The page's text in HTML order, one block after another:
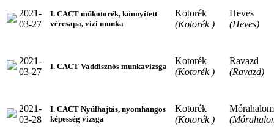
2021-
03-27
I. CACT műkotorék, könnyített
vércsapa, vízi munka
Kotorék
(Kotorék )
Heves
(Heves)
2021-
03-27
I. CACT Vaddisznós munkavizsga
Kotorék
(Kotorék )
Ravazd
(Ravazd)
2021-
03-28
I. CACT Nyúlhajtás, nyomhangos
képesség vizsga
Kotorék
(Kotorék )
Mórahalom